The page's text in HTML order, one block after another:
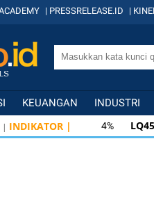
| PRESSRELEASE.ID |
KEUANGAN INDUSTRI
| INDIKATOR | LQ45
ISSI